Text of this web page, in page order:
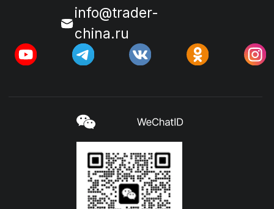
“Честный знак”
Получить подборку